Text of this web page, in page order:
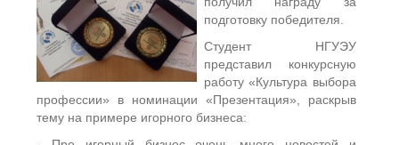
подготовку победителя.
Студент НГУЭУ
представил конкурсную
работу «Культура выбора
профессии» в номинации «Презентация», раскрыв
тему на примере игорного бизнеса: